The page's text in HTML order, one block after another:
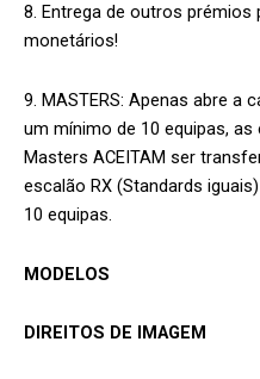
8. Entrega de outros prémios
monetários!
9. MASTERS: Apenas abre a
um mínimo de 10 equipas,
Masters ACEITAM ser
escalão RX (Standards
10 equipas.
MODELOS
DIREITOS DE IMAGEM